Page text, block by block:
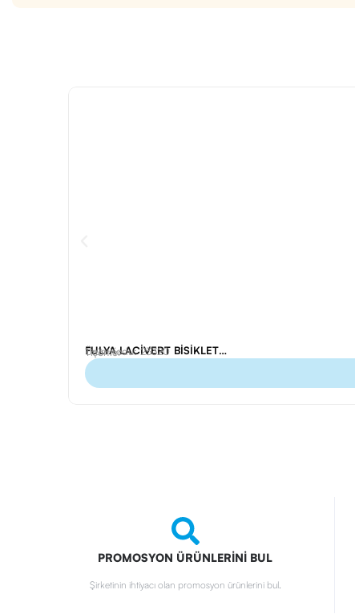
FULYA LACİVERT BİSİKLET YAKA TİŞÖRT L
Ürün Kodu: 23320
Tişörtler
PROMOSYON ÜRÜNLERİNİ BUL
Şirketinin ihtiyacı olan promosyon ürünlerini bul.